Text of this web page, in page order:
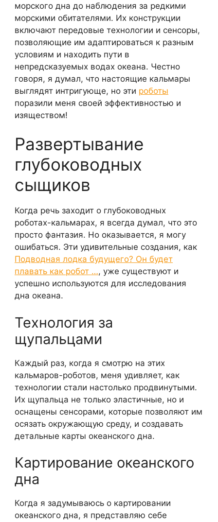
морского дна до наблюдения за редкими
морскими обитателями. Их конструкции
включают передовые технологии и сенсоры,
позволяющие им адаптироваться к разным
условиям и находить пути в
непредсказуемых водах океана. Честно
говоря, я думал, что настоящие кальмары
выглядят интригующе, но эти роботы
поразили меня своей эффективностью и
изяществом!
Развертывание
глубоководных
сыщиков
Когда речь заходит о глубоководных
роботах-кальмарах, я всегда думал, что это
просто фантазия. Но оказывается, я могу
ошибаться. Эти удивительные создания, как
Подводная лодка будущего? Он будет
плавать как робот …, уже существуют и
успешно используются для исследования
дна океана.
Технология за
щупальцами
Каждый раз, когда я смотрю на этих
кальмаров-роботов, меня удивляет, как
технологии стали настолько продвинутыми.
Их щупальца не только эластичные, но и
оснащены сенсорами, которые позволяют им
осязать окружающую среду, и создавать
детальные карты океанского дна.
Картирование океанского
дна
Когда я задумываюсь о картировании
океанского дна, я представляю себе